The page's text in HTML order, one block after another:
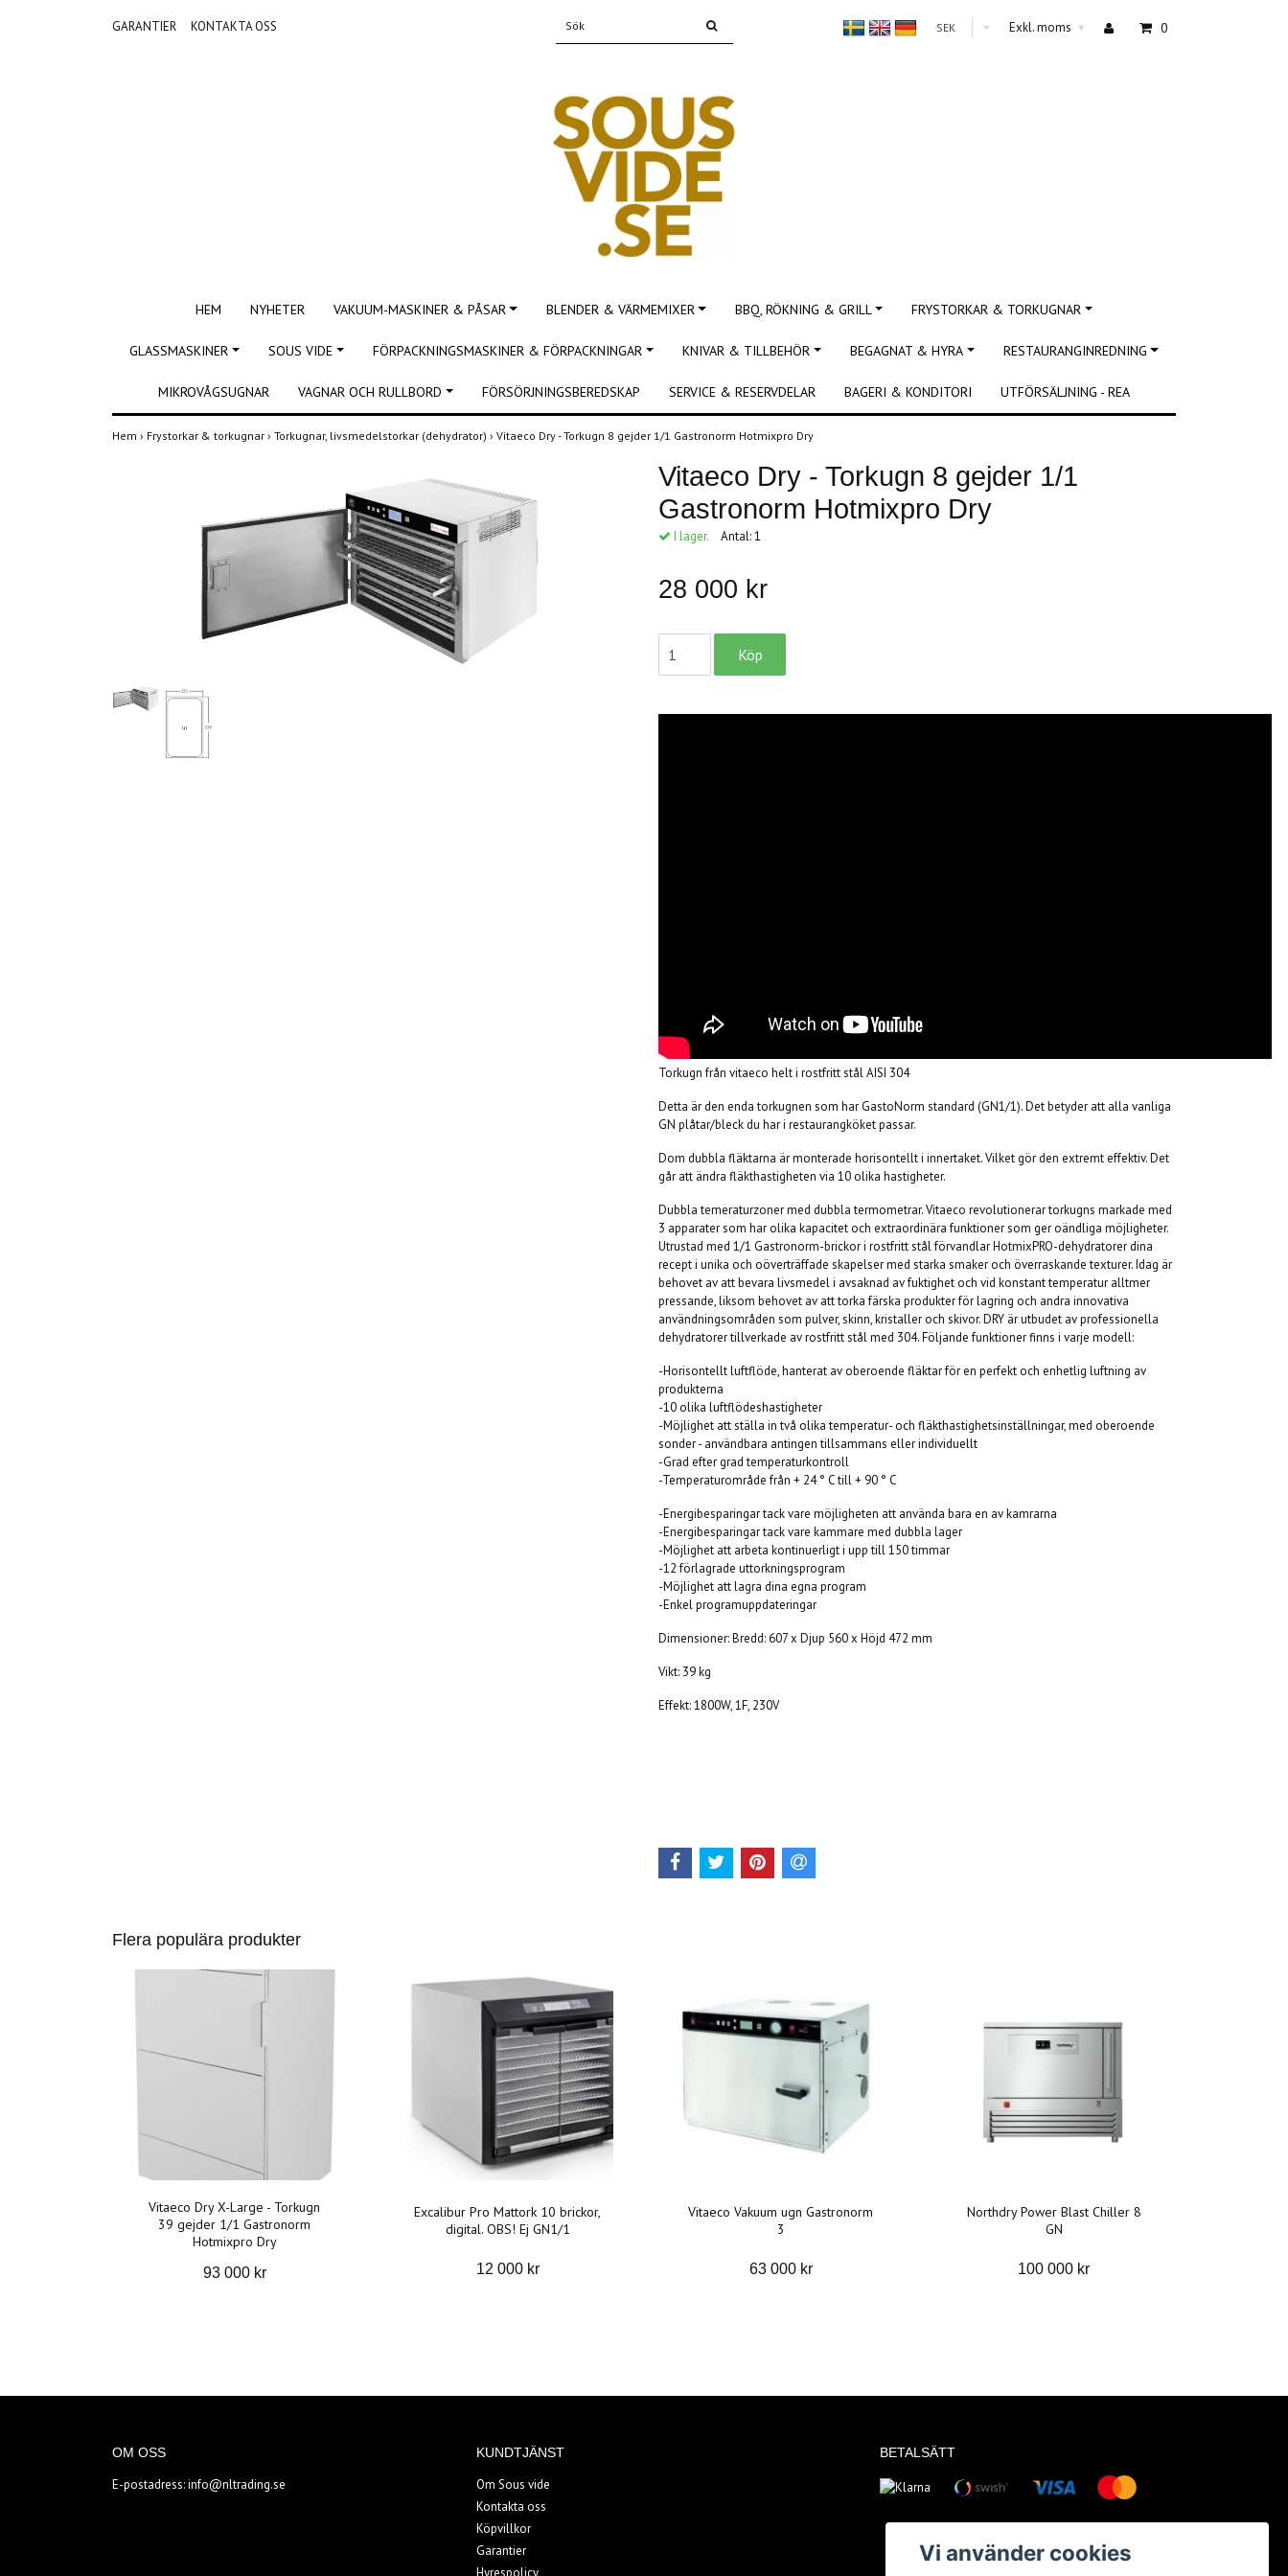
GARANTIER KONTAKTA OSS SEK Exkl. moms ▾ 0
HEM NYHETER VAKUUM-MASKINER & PÅSAR BLENDER & VÄRMEMIXER BBQ, RÖKNING & GRILL FRYSTORKAR & TORKUGNAR
GLASSMASKINER SOUS VIDE FÖRPACKNINGSMASKINER & FÖRPACKNINGAR KNIVAR & TILLBEHÖR BEGAGNAT & HYRA RESTAURANGINREDNING
MIKROVÅGSUGNAR VAGNAR OCH RULLBORD FÖRSÖRJNINGSBEREDSKAP SERVICE & RESERVDELAR BAGERI & KONDITORI UTFÖRSÄLJNING - REA
Hem › Frystorkar & torkugnar › Torkugnar, livsmedelstorkar (dehydrator) › Vitaeco Dry - Torkugn 8 gejder 1/1 Gastronorm Hotmixpro Dry
Vitaeco Dry - Torkugn 8 gejder 1/1
Gastronorm Hotmixpro Dry
I lager. Antal:1
28 000 kr
Torkugn från vitaeco helt i rostfritt stål AISI 304
Detta är den enda torkugnen som har GastoNorm standard (GN1/1). Det betyder att alla vanliga
GN plåtar/bleck du har i restaurangköket passar.
Dom dubbla fläktarna är monterade horisontellt i innertaket. Vilket gör den extremt effektiv. Det
går att ändra fläkthastigheten via 10 olika hastigheter.
Dubbla temeraturzoner med dubbla termometrar. Vitaeco revolutionerar torkugns markade med
3 apparater som har olika kapacitet och extraordinära funktioner som ger oändliga möjligheter.
Utrustad med 1/1 Gastronorm-brickor i rostfritt stål förvandlar HotmixPRO-dehydratorer dina
recept i unika och oöverträffade skapelser med starka smaker och överraskande texturer. Idag är
behovet av att bevara livsmedel i avsaknad av fuktighet och vid konstant temperatur alltmer
pressande, liksom behovet av att torka färska produkter för lagring och andra innovativa
användningsområden som pulver, skinn, kristaller och skivor. DRY är utbudet av professionella
dehydratorer tillverkade av rostfritt stål med 304. Följande funktioner finns i varje modell:
-Horisontellt luftflöde, hanterat av oberoende fläktar för en perfekt och enhetlig luftning av
produkterna
-10 olika luftflödeshastigheter
-Möjlighet att ställa in två olika temperatur- och fläkthastighetsinställningar, med oberoende
sonder - användbara antingen tillsammans eller individuellt
-Grad efter grad temperaturkontroll
-Temperaturområde från + 24 ° C till + 90 ° C
-Energibesparingar tack vare möjligheten att använda bara en av kamrarna
-Energibesparingar tack vare kammare med dubbla lager
-Möjlighet att arbeta kontinuerligt i upp till 150 timmar
-12 förlagrade uttorkningsprogram
-Möjlighet att lagra dina egna program
-Enkel programuppdateringar
Dimensioner: Bredd: 607 x Djup 560 x Höjd 472 mm
Vikt: 39 kg
Effekt: 1800W, 1F, 230V
Flera populära produkter
Vitaeco Dry X-Large - Torkugn
39 gejder 1/1 Gastronorm
Hotmixpro Dry
93 000 kr
Excalibur Pro Mattork 10 brickor,
digital. OBS! Ej GN1/1
12 000 kr
Vitaeco Vakuum ugn Gastronorm
3
63 000 kr
Northdry Power Blast Chiller 8
GN
100 000 kr
OM OSS
E-postadress:info@nltrading.se
KUNDTJÄNST
Om Sous vide
Kontakta oss
Köpvillkor
Garantier
BETALSÄTT
Vi använder cookies